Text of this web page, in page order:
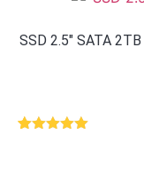
SSD 2.5″ SATA